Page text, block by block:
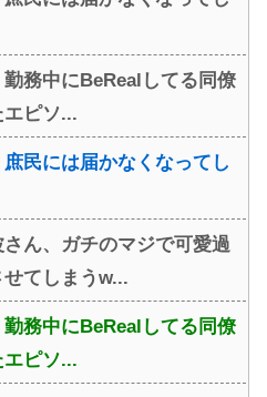
勤務中にBeRealしてる同僚
ピソ...
庶民には届かなくなってし
さん、ガチのマジで可愛過
てしまうw...
勤務中にBeRealしてる同僚
ピソ...